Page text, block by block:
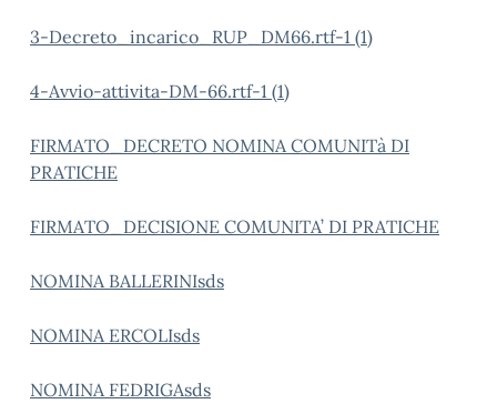
3-Decreto_incarico_RUP_DM66.rtf-1 (1)
4-Avvio-attivita-DM-66.rtf-1 (1)
FIRMATO_DECRETO NOMINA COMUNITà DI
PRATICHE
FIRMATO_DECISIONE COMUNITA’ DI PRATICHE
NOMINA BALLERINIsds
NOMINA ERCOLIsds
NOMINA FEDRIGAsds